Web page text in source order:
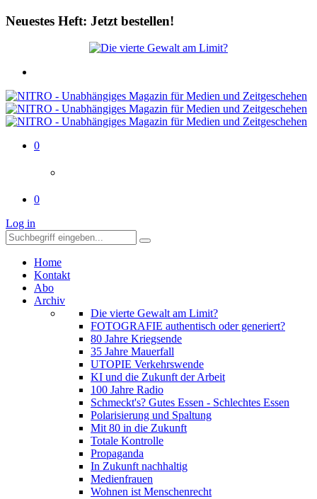
Neuestes Heft: Jetzt bestellen!
0
0
Log in
Home
Kontakt
Abo
Archiv
Die vierte Gewalt am Limit?
FOTOGRAFIE authentisch oder generiert?
80 Jahre Kriegsende
35 Jahre Mauerfall
UTOPIE Verkehrswende
KI und die Zukunft der Arbeit
100 Jahre Radio
Schmeckt's? Gutes Essen - Schlechtes Essen
Polarisierung und Spaltung
Mit 80 in die Zukunft
Totale Kontrolle
Propaganda
In Zukunft nachhaltig
Medienfrauen
Wohnen ist Menschenrecht